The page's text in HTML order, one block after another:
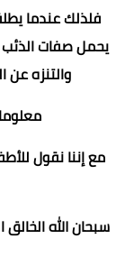
فلذلك عندما
يحمل صفات الذئب
والتنزه
مع إننا نقول
سبحان الله